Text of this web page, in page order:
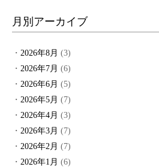
月別アーカイブ
2026年8月 (3)
2026年7月 (6)
2026年6月 (5)
2026年5月 (7)
2026年4月 (3)
2026年3月 (7)
2026年2月 (7)
2026年1月 (6)